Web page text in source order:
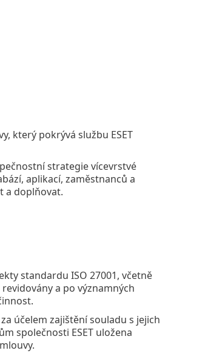
který pokrývá službu ESET
strategie vícevrstvé
aplikací, zaměstnanců a
a doplňovat.
standardu ISO 27001, včetně
a po významných
účelem zajištění souladu s jejich
společnosti ESET uložena